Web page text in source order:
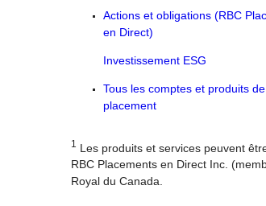
Actions et obligations (RBC
en Direct)
Investissement ESG
Tous les comptes et produits de
placement
1
Les produits et services peuvent
RBC Placements en Direct Inc.
Royal du Canada.